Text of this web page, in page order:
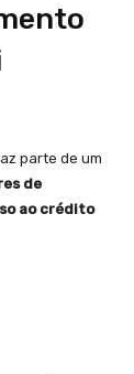
parte de um
de
ao crédito